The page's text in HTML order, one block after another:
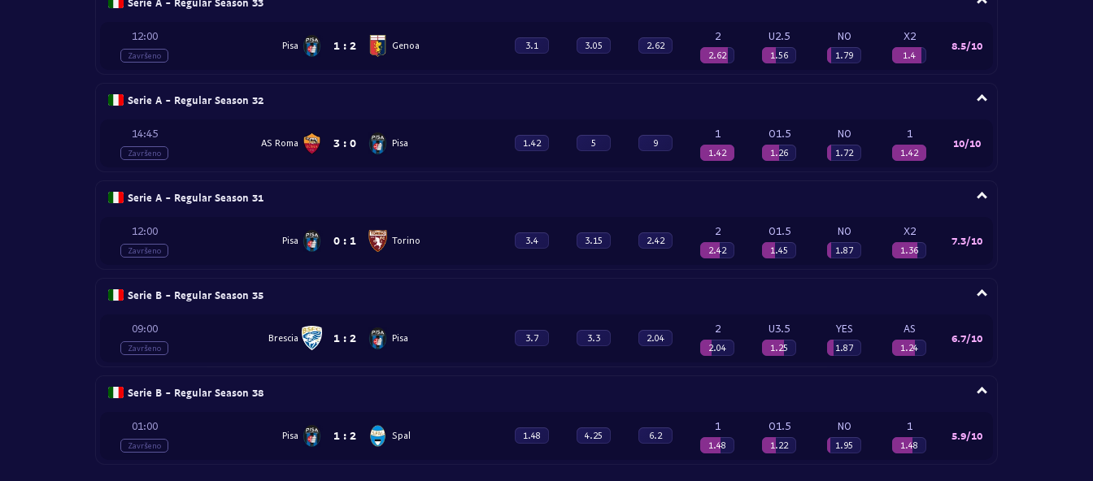
12:00
Završeno
Pisa 1 : 2 Genoa 3.1 3.05 2.62
2
2.62
U2.5
1.56
NO
1.79
X2
1.4
8.5/10
Serie A - Regular Season 32
14:45
Završeno
AS Roma 3 : 0 Pisa 1.42 5 9
1
1.42
O1.5
1.26
NO
1.72
1
1.42
10/10
Serie A - Regular Season 31
12:00
Završeno
Pisa 0 : 1 Torino 3.4 3.15 2.42
2
2.42
O1.5
1.45
NO
1.87
X2
1.36
7.3/10
Serie B - Regular Season 35
09:00
Završeno
Brescia 1 : 2 Pisa 3.7 3.3 2.04
2
2.04
U3.5
1.25
YES
1.87
AS
1.24
6.7/10
Serie B - Regular Season 38
01:00
Završeno
Pisa 1 : 2 Spal 1.48 4.25 6.2
1
1.48
O1.5
1.22
NO
1.95
1
1.48
5.9/10